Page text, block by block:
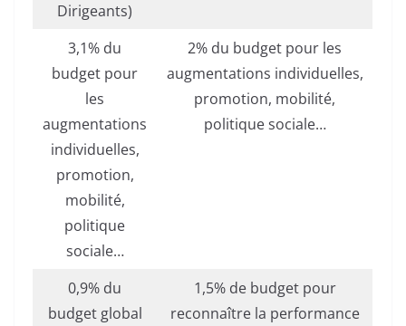
Dirigeants)
3,1% du
budget pour
les
augmentations
individuelles,
promotion,
mobilité,
politique
sociale…
2% du budget pour les
augmentations individuelles,
promotion, mobilité,
politique sociale…
0,9% du
budget global
1,5% de budget pour
reconnaître la performance